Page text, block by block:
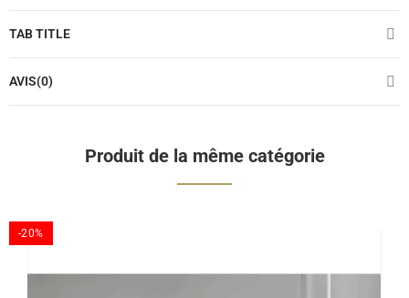
TAB TITLE
AVIS(0)
Produit de la même catégorie
-20%